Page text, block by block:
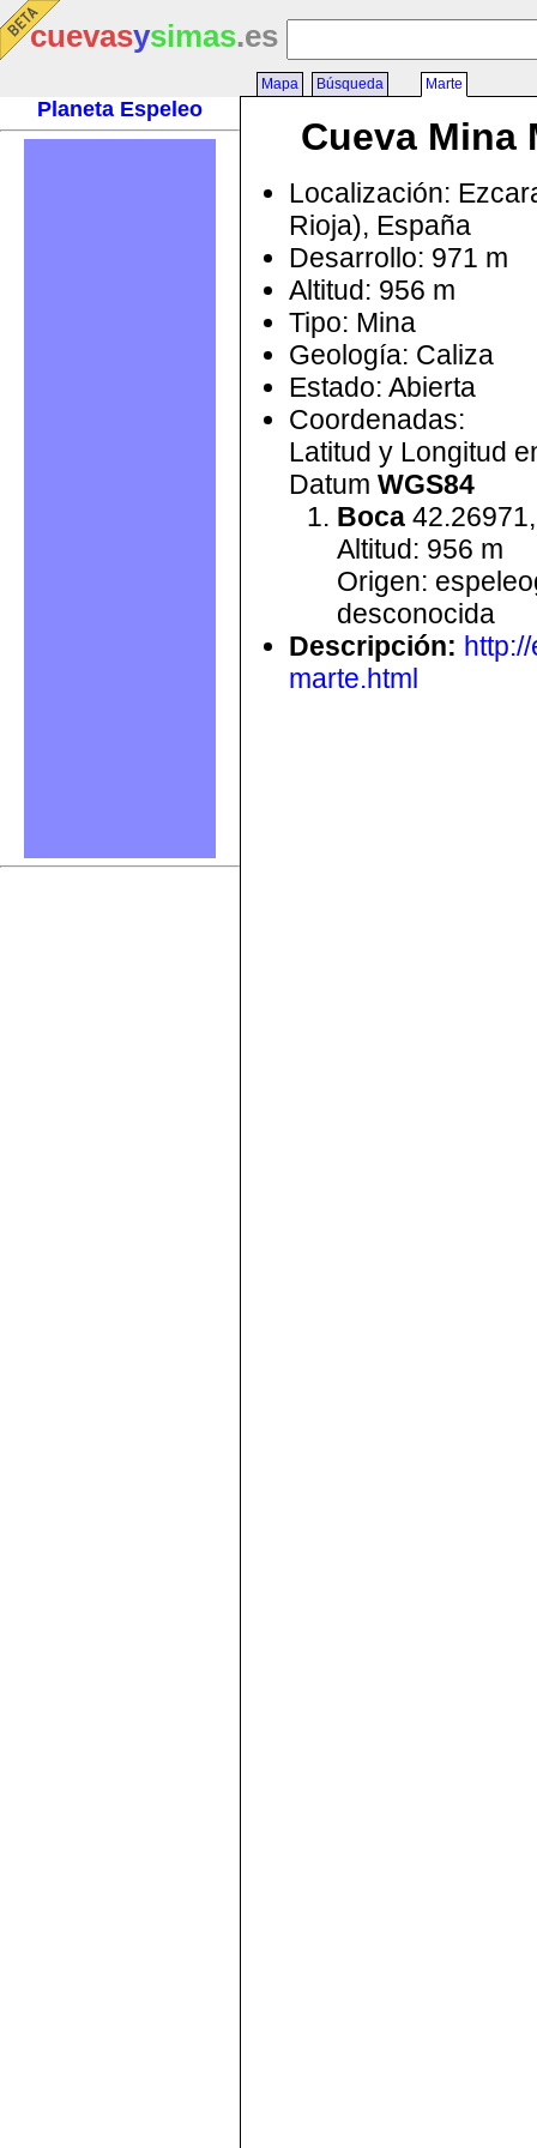
cuevasysimas.es
Planeta Espeleo
Mapa Búsqueda Marte
Cueva Mina
Localización:
Rioja), España
Desarrollo: 971 m
Altitud: 956 m
Tipo: Mina
Geología: Caliza
Estado: Abierta
Coordenadas:
Latitud y Longitud
Datum WGS84
Boca
Altitud: 956 m
Origen:
desconocida
Descripción:
marte.html